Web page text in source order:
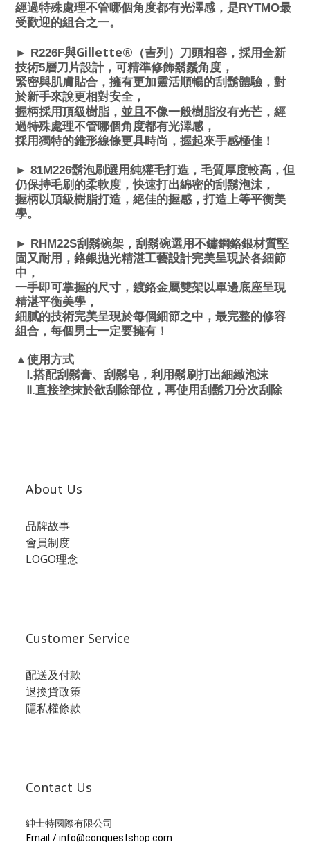
經過特殊處理不管哪個角度都有光澤感，是RYTMO最
受歡迎的組合之一。
► R226F與Gillette® （吉列）刀頭相容，採用全新
技術5層刀片設計，可精準修飾鬍鬚角度，
緊密與肌膚貼合，擁有更加靈活順暢的刮鬍體驗，對
於新手來說更相對安全，
握柄採用頂級樹脂，並且不像一般樹脂沒有光芒，經
過特殊處理不管哪個角度都有光澤感，
採用獨特的錐形線條更具時尚，握起來手感極佳！
► 81M226鬍泡刷選用純獾毛打造，毛質厚度較高，但
仍保持毛刷的柔軟度，快速打出綿密的刮鬍泡沫，
握柄以頂級樹脂打造，絕佳的握感，打造上等平衡美
學。
► RHM22S刮鬍碗架，刮鬍碗選用不鏽鋼鉻銀材質堅
固又耐用，鉻銀拋光精湛工藝設計完美呈現於各細節
中，
一手即可掌握的尺寸，鍍鉻金屬雙架以單邊底座呈現
精湛平衡美學，
細膩的技術完美呈現於每個細節之中，最完整的修容
組合，每個男士一定要擁有！
▲使用方式
Ⅰ.搭配刮鬍膏、刮鬍皂，利用鬍刷打出細緻泡沫
Ⅱ.直接塗抹於欲刮除部位，再使用刮鬍刀分次刮除
About Us
品牌故事
會員制度
LOGO理念
Customer Service
配送及付款
退換貨政策
隱私權條款
Contact Us
紳士特國際有限公司
Email / info@conquestshop.com